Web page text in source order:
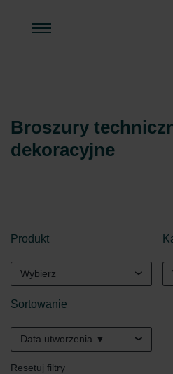
Broszury
dekoracyjne
Produkt
Wybierz
Sortowanie
Data utworzenia ▼
Resetuj filtry